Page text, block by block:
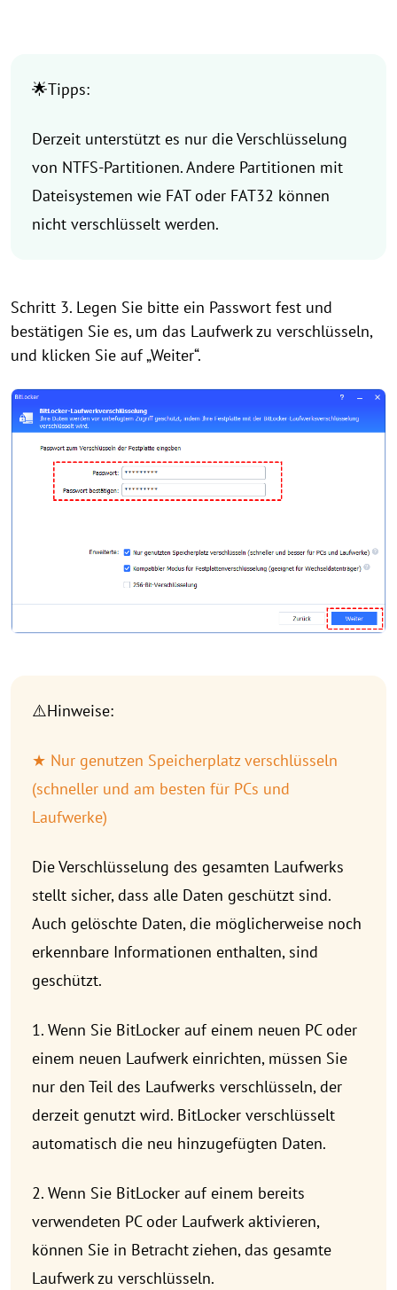
🌟Tipps:
Derzeit unterstützt es nur die Verschlüsselung
von NTFS-Partitionen. Andere Partitionen mit
Dateisystemen wie FAT oder FAT32 können
nicht verschlüsselt werden.
Schritt 3. Legen Sie bitte ein Passwort fest und
bestätigen Sie es, um das Laufwerk zu verschlüsseln,
und klicken Sie auf „Weiter“.
⚠️Hinweise:
★ Nur genutzen Speicherplatz verschlüsseln
(schneller und am besten für PCs und
Laufwerke)
Die Verschlüsselung des gesamten Laufwerks
stellt sicher, dass alle Daten geschützt sind.
Auch gelöschte Daten, die möglicherweise noch
erkennbare Informationen enthalten, sind
geschützt.
1. Wenn Sie BitLocker auf einem neuen PC oder
einem neuen Laufwerk einrichten, müssen Sie
nur den Teil des Laufwerks verschlüsseln, der
derzeit genutzt wird. BitLocker verschlüsselt
automatisch die neu hinzugefügten Daten.
2. Wenn Sie BitLocker auf einem bereits
verwendeten PC oder Laufwerk aktivieren,
können Sie in Betracht ziehen, das gesamte
Laufwerk zu verschlüsseln.